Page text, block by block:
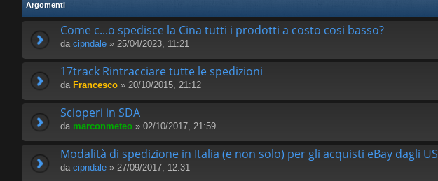
Argomenti
Come c...o spedisce la Cina tutti i prodotti a costo cosi basso?
da cipndale » 25/04/2023, 11:21
17track Rintracciare tutte le spedizioni
da Francesco » 20/10/2015, 21:12
Scioperi in SDA
da marconmeteo » 02/10/2017, 21:59
Modalità di spedizione in Italia (e non solo) per gli acquisti eBay dagli US
da cipndale » 27/09/2017, 12:31